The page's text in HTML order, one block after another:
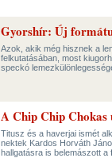
Gyorshír: Új
Azok, akik még hisznek a
felkutatásában, most
speckó
A Chip Chip
Titusz és a haverjai ismét
nektek Kardos Horváth
hallgatásra is belemászott a